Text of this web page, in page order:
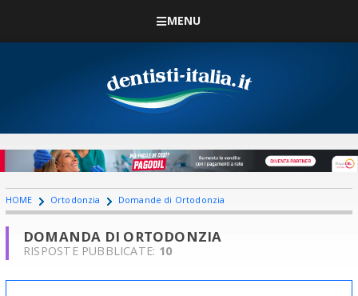
MENU
HOME Ortodonzia Domande di Ortodonzia
DOMANDA DI ORTODONZIA
RISPOSTE PUBBLICATE: 10